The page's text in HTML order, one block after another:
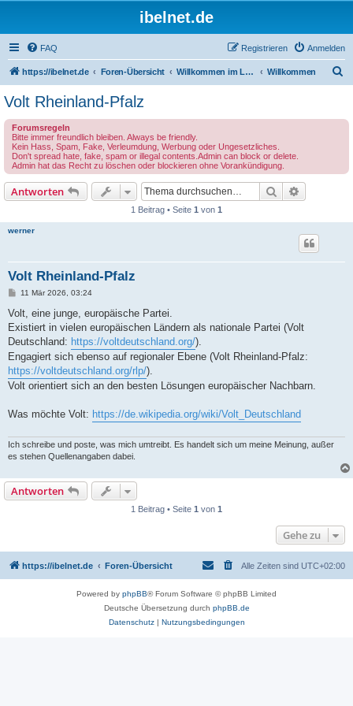
ibelnet.de
FAQ Anmelden
Registrieren
https://ibelnet.de Foren-Übersicht Willkommen im Leben / Welcome to life Willkommen
Volt Rheinland-Pfalz
Forumsregeln
Bitte immer freundlich bleiben. Always be friendly.
Kein Hass, Spam, Fake, Verleumdung, Werbung oder Ungesetzliches.
Don't spread hate, fake, spam or illegal contents.Admin can block or delete.
Admin hat das Recht zu löschen oder blockieren ohne Vorankündigung.
Antworten Suche
1 Beitrag • Seite 1 von 1
werner
Volt Rheinland-Pfalz
B
i
r
a
11 Mär 2026, 03:24
Volt, eine junge, europäische Partei.
Existiert in vielen europäischen Ländern als nationale Partei (Volt
Deutschland: https://voltdeutschland.org/).
Engagiert sich ebenso auf regionaler Ebene (Volt Rheinland-Pfalz:
https://voltdeutschland.org/rlp/).
Volt orientiert sich an den besten Lösungen europäischer Nachbarn.
Was möchte Volt: https://de.wikipedia.org/wiki/Volt_Deutschland
Ich schreibe und poste, was mich umtreibt. Es handelt sich um meine Meinung, außer
es stehen Quellenangaben dabei.
Antworten
1 Beitrag • Seite 1 von 1
Gehe zu
https://ibelnet.de Foren-Übersicht Alle Zeiten sind UTC+02:00
Powered by phpBB® Forum Software © phpBB Limited
Deutsche Übersetzung durch phpBB.de
Datenschutz| Nutzungsbedingungen